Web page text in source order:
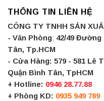
THÔNG TIN LIÊN HỆ
CÔNG TY TNHH SẢN
- Văn Phòng: 42/49 Đường
Tân, Tp.HCM
- Cửa Hàng: 579 - 581 Lê
Quận Bình Tân, TpHCM
+ Hotline: 0946 28.77.88
+ Phòng KD: 0935 949 789